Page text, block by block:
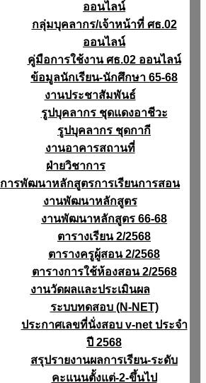
ออนไลน์
กลุ่มบุคลากร/เจ้าหน้าที่ ศธ.02
ออนไลน์
คู่มือการใช้งาน ศธ.02 ออนไลน์
ข้อมูลนักเรียน-นักศึกษา 65-68
งานประชาสัมพันธ์
รูปบุคลากร ชุดแดงอาชีวะ
รูปบุคลากร ชุดกากี
งานอาคารสถานที่
ฝ่ายวิชาการ
การพัฒนาหลักสูตรการเรียนการสอน
งานพัฒนาหลักสูตร
งานพัฒนาหลักสูตร 66-68
ตารางเรียน 2/2568
ตารางครูผู้สอน 2/2568
ตารางการใช้ห้องสอน 2/2568
งานวัดผลเเละประเมินผล
ระบบทดสอบ (N-NET)
ประกาศเลขที่นั่งสอบ v-net ประจำ
ปี 2568
สรุปรายงานผลการเรียน-ระดับ
คะแนนตั้งแต่-2-ขึ้นไป